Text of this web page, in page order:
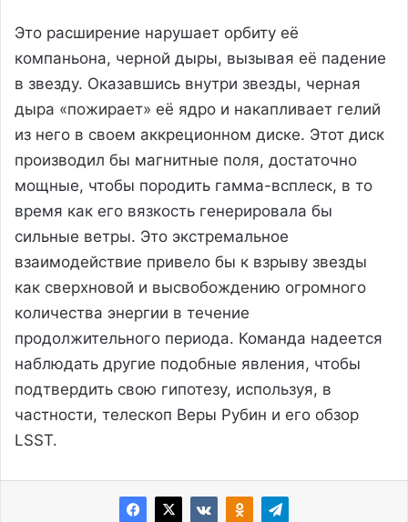
Это расширение нарушает орбиту её
компаньона, черной дыры, вызывая её падение
в звезду. Оказавшись внутри звезды, черная
дыра «пожирает» её ядро и накапливает гелий
из него в своем аккреционном диске. Этот диск
производил бы магнитные поля, достаточно
мощные, чтобы породить гамма-всплеск, в то
время как его вязкость генерировала бы
сильные ветры. Это экстремальное
взаимодействие привело бы к взрыву звезды
как сверхновой и высвобождению огромного
количества энергии в течение
продолжительного периода. Команда надеется
наблюдать другие подобные явления, чтобы
подтвердить свою гипотезу, используя, в
частности, телескоп Веры Рубин и его обзор
LSST.